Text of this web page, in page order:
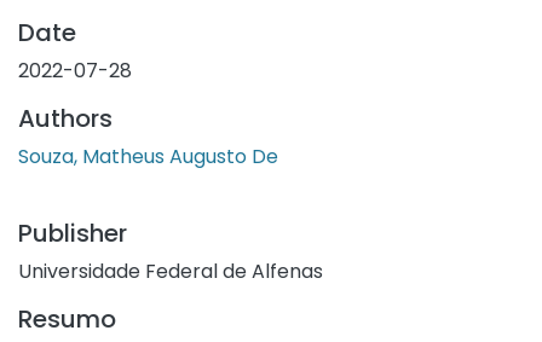
Date
2022-07-28
Authors
Souza, Matheus Augusto De
Publisher
Universidade Federal de Alfenas
Resumo